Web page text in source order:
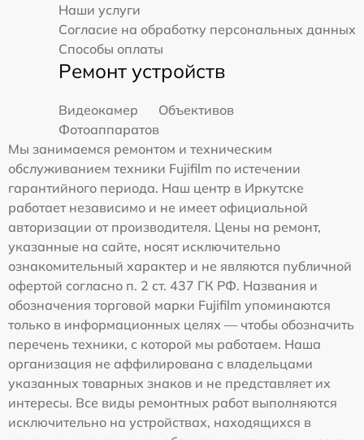
Наши услуги
Согласие на обработку персональных данных
Способы оплаты
Ремонт устройств
Видеокамер
Объективов
Фотоаппаратов
Мы занимаемся ремонтом и техническим
обслуживанием техники Fujifilm по истечении
гарантийного периода. Наш центр в Иркутске
работает независимо и не имеет официальной
авторизации от производителя. Цены на ремонт,
указанные на сайте, носят исключительно
ознакомительный характер и не являются публичной
офертой согласно п. 2 ст. 437 ГК РФ. Названия и
обозначения торговой марки Fujifilm упоминаются
только в информационных целях — чтобы обозначить
перечень техники, с которой мы работаем. Наша
организация не аффилирована с владельцами
указанных товарных знаков и не представляет их
интересы. Все виды ремонтных работ выполняются
исключительно на устройствах, находящихся в